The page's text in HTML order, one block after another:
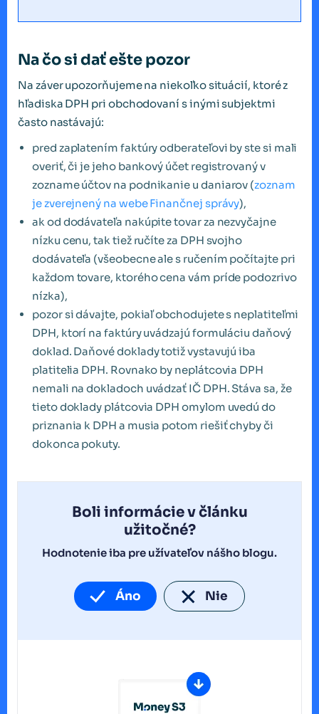
Na čo si dať ešte pozor
Na záver upozorňujeme na niekoľko situácií, ktoré z
hľadiska DPH pri obchodovaní s inými subjektmi
často nastávajú:
pred zaplatením faktúry odberateľovi by ste si mali
overiť, či je jeho bankový účet registrovaný v
zozname účtov na podnikanie u daniarov (zoznam
je zverejnený na webe Finančnej správy),
ak od dodávateľa nakúpite tovar za nezvyčajne
nízku cenu, tak tiež ručíte za DPH svojho
dodávateľa (všeobecne ale s ručením počítajte pri
každom tovare, ktorého cena vám príde podozrivo
nízka),
pozor si dávajte, pokiaľ obchodujete s neplatiteľmi
DPH, ktorí na faktúry uvádzajú formuláciu daňový
doklad. Daňové doklady totiž vystavujú iba
platitelia DPH. Rovnako by neplátcovia DPH
nemali na dokladoch uvádzať IČ DPH. Stáva sa, že
tieto doklady plátcovia DPH omylom uvedú do
priznania k DPH a musia potom riešiť chyby či
dokonca pokuty.
Boli informácie v článku
užitočné?
Hodnotenie iba pre užívateľov nášho blogu.
Áno Nie